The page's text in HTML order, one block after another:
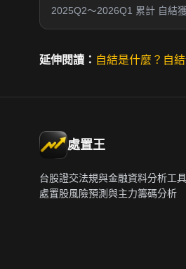
2025Q2～2026Q1 累計 自結
延伸閱讀： 自結是什麼？ 自
處置王
台股證交法規與金融資料分析工具
處置股風險預測與主力籌碼分析